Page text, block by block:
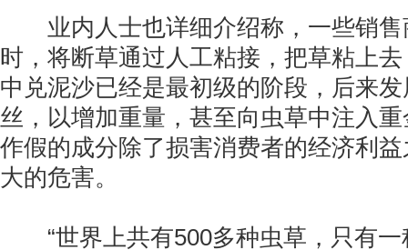
业内人士也详细介绍称，一些销售
时，将断草通过人工粘接，把草粘上
中兑泥沙已经是最初级的阶段，后来
丝，以增加重量，甚至向虫草中注入
作假的成分除了损害消费者的经济利
大的危害。
“世界上共有500多种虫草，只有一